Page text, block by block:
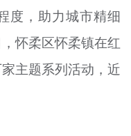
+
度，助力城市精细
怀柔区怀柔镇在红
主题系列活动，近